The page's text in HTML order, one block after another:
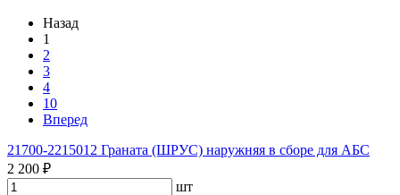
Назад
1
2
3
4
10
Вперед
21700-2215012 Граната (ШРУС) наружняя в сборе для АБС
2 200 ₽
шт